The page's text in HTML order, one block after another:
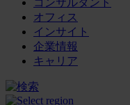
コンサルタント
オフィス
インサイト
企業情報
キャリア